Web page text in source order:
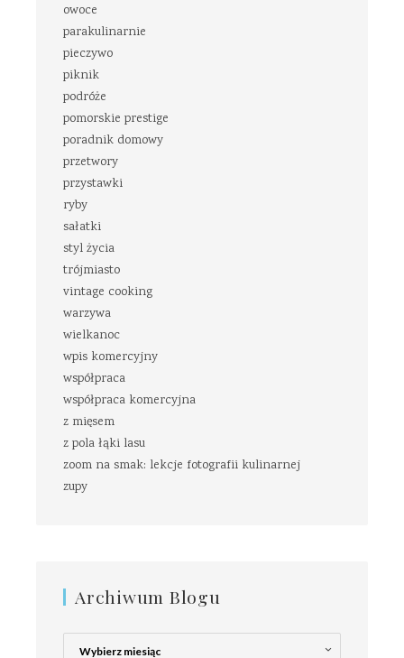
owoce
parakulinarnie
pieczywo
piknik
podróże
pomorskie prestige
poradnik domowy
przetwory
przystawki
ryby
sałatki
styl życia
trójmiasto
vintage cooking
warzywa
wielkanoc
wpis komercyjny
współpraca
współpraca komercyjna
z mięsem
z pola łąki lasu
zoom na smak: lekcje fotografii kulinarnej
zupy
Archiwum Blogu
Archiwum